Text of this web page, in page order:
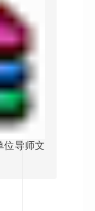
位导师文